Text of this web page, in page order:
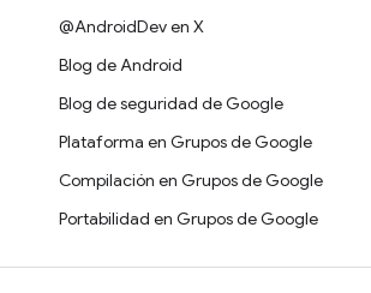
@AndroidDev en X
Blog de Android
Blog de seguridad de Google
Plataforma en Grupos de Google
Compilación en Grupos de Google
Portabilidad en Grupos de Google